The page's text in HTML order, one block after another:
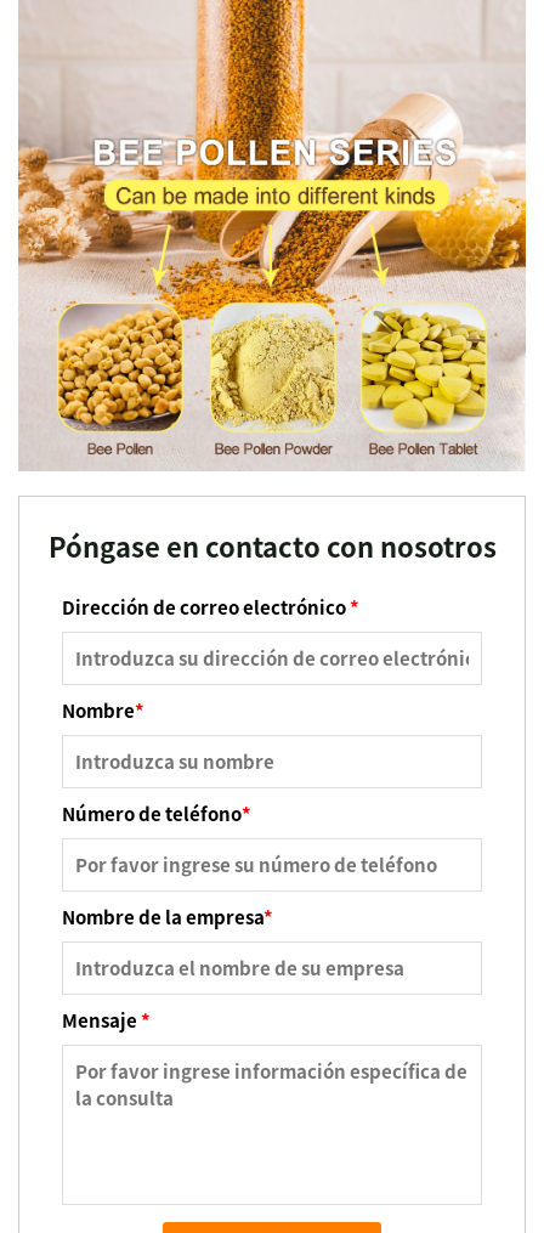
Póngase en contacto con nosotros
Dirección de correo electrónico*
Nombre*
Número de teléfono*
Nombre de la empresa*
Mensaje*